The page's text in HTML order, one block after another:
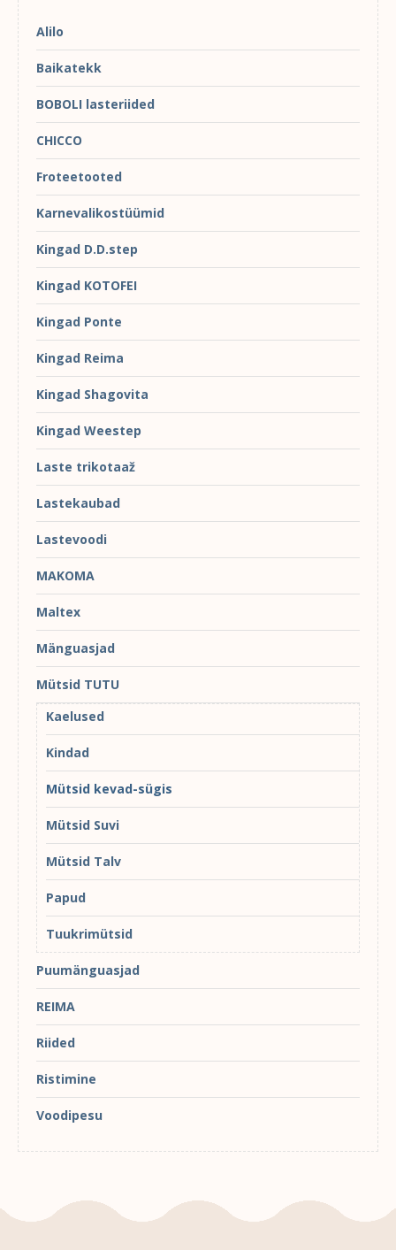
Alilo
Baikatekk
BOBOLI lasteriided
CHICCO
Froteetooted
Karnevalikostüümid
Kingad D.D.step
Kingad KOTOFEI
Kingad Ponte
Kingad Reima
Kingad Shagovita
Kingad Weestep
Laste trikotaaž
Lastekaubad
Lastevoodi
MAKOMA
Maltex
Mänguasjad
Mütsid TUTU
Kaelused
Kindad
Mütsid kevad-sügis
Mütsid Suvi
Mütsid Talv
Papud
Tuukrimütsid
Puumänguasjad
REIMA
Riided
Ristimine
Voodipesu